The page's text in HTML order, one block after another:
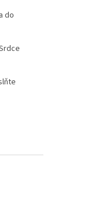
do